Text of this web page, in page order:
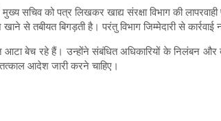
सचिव को पत्र लिखकर खाद्य संरक्षा विभाग की लापरवाही
तबीयत बिगड़ती है। परंतु विभाग जिम्मेदारी से कार्रवाई
बेच रहे हैं। उन्होंने संबंधित अधिकारियों के निलंबन और
आदेश जारी करने चाहिए।